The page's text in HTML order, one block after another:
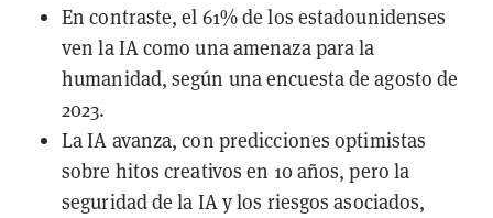
En contraste, el 61% de los estadounidenses
ven la IA como una amenaza para la
humanidad, según una encuesta de agosto de
2023.
La IA avanza, con predicciones optimistas
sobre hitos creativos en 10 años, pero la
seguridad de la IA y los riesgos asociados,